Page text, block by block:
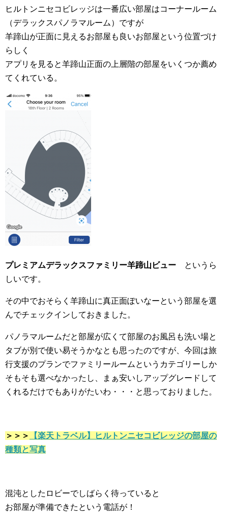
ヒルトンニセコビレッジは一番広い部屋はコーナールーム
（デラックスパノラマルーム）ですが
羊蹄山が正面に見えるお部屋も良いお部屋という位置づけ
らしく
アプリを見ると羊蹄山正面の上層階の部屋をいくつか薦め
てくれている。
プレミアムデラックスファミリー羊蹄山ビュー というら
しいです。
その中でおそらく羊蹄山に真正面ぽいなーという部屋を選
んでチェックインしておきました。
パノラマルームだと部屋が広くて部屋のお風呂も洗い場と
タブが別で使い易そうかなとも思ったのですが、今回は旅
行支援のプランでファミリールームというカテゴリーしか
そもそも選べなかったし、まぁ安いしアップグレードして
くれるだけでもありがたいわ・・・と思っておりました。
＞＞＞
【楽天トラベル】ヒルトンニセコビレッジの部屋の
種類と写真
混沌としたロビーでしばらく待っていると
お部屋が準備できたという電話が！